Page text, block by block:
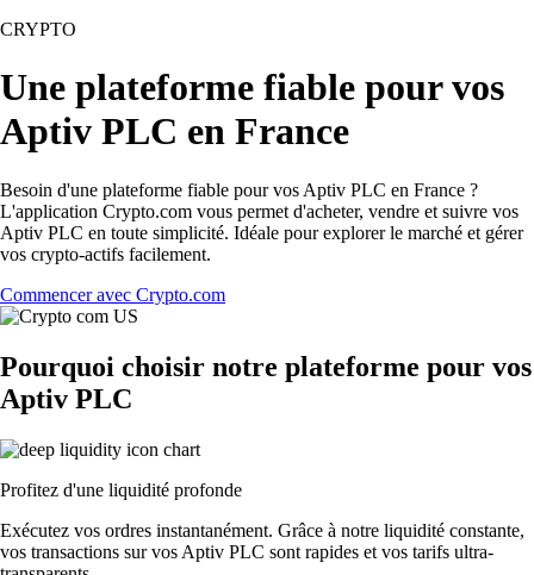
CRYPTO
Une plateforme fiable pour vos
Aptiv PLC en France
Besoin d'une plateforme fiable pour vos Aptiv PLC en France ?
L'application Crypto.com vous permet d'acheter, vendre et suivre vos
Aptiv PLC en toute simplicité. Idéale pour explorer le marché et gérer
vos crypto-actifs facilement.
Commencer avec Crypto.com
Pourquoi choisir notre plateforme pour vos
Aptiv PLC
Profitez d'une liquidité profonde
Exécutez vos ordres instantanément. Grâce à notre liquidité constante,
vos transactions sur vos Aptiv PLC sont rapides et vos tarifs ultra-